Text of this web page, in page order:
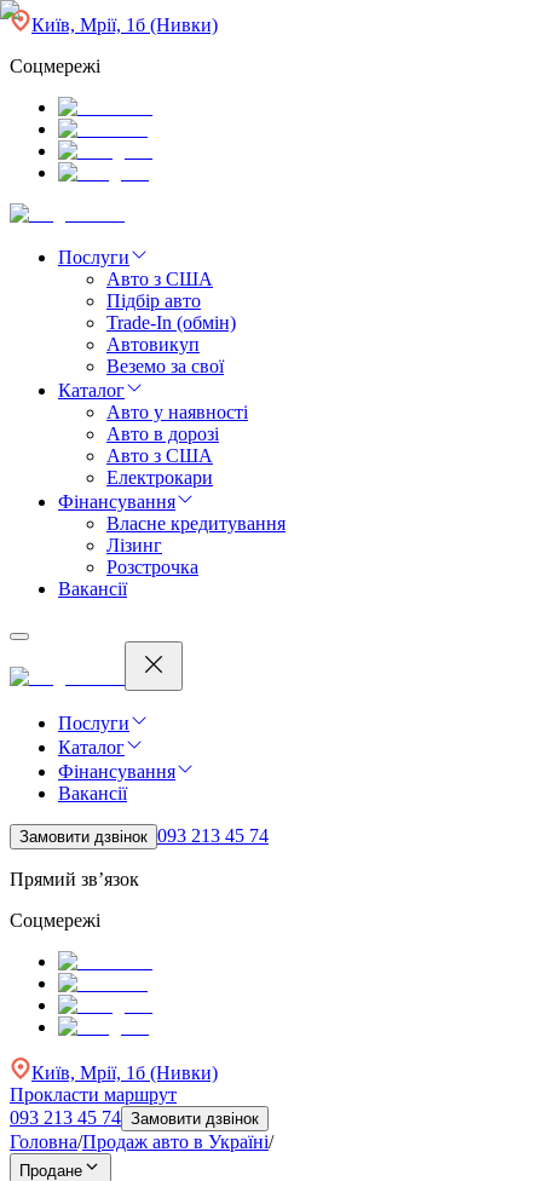
Київ, Мрії, 1б (Нивки)
Соцмережі
Послуги
Авто з США
Підбір авто
Trade-In (обмін)
Автовикуп
Веземо за свої
Каталог
Авто у наявності
Авто в дорозі
Авто з США
Електрокари
Фінансування
Власне кредитування
Лізинг
Розстрочка
Вакансії
Послуги
Каталог
Фінансування
Вакансії
Замовити дзвінок 093 213 45 74
Прямий зв’язок
Соцмережі
Київ, Мрії, 1б (Нивки)
Прокласти маршрут
093 213 45 74 Замовити дзвінок
Головна/Продаж авто в Україні/
Продане